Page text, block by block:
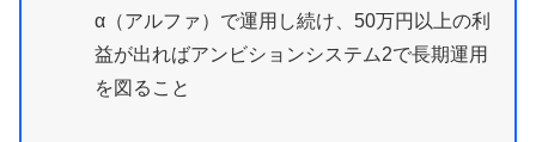
α（アルファ）で運用し続け、50万円以上の利
益が出ればアンビションシステム2で長期運用
を図ること